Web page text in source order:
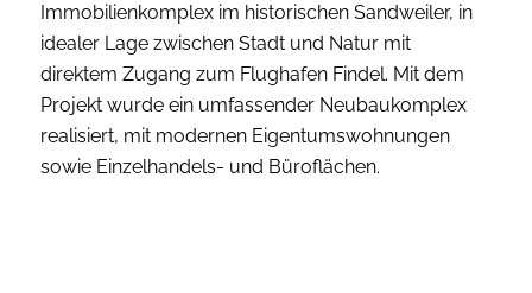
Immobilienkomplex im historischen Sandweiler, in
idealer Lage zwischen Stadt und Natur mit
direktem Zugang zum Flughafen Findel. Mit dem
Projekt wurde ein umfassender Neubaukomplex
realisiert, mit modernen Eigentumswohnungen
sowie Einzelhandels- und Büroflächen.